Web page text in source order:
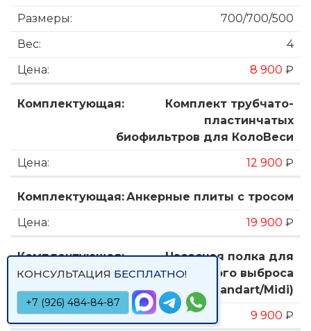
700/700/500
4
8 900 ₽
Комплект трубчато-
пластинчатых
биофильтров для КолоВеси
12 900 ₽
Анкерные плиты с тросом
19 900 ₽
Насосная полка для
принудительного выброса
(Standart/Midi)
9 900 ₽
КОНСУЛЬТАЦИЯ БЕСПЛАТНО!
+7 (926) 484-84-87